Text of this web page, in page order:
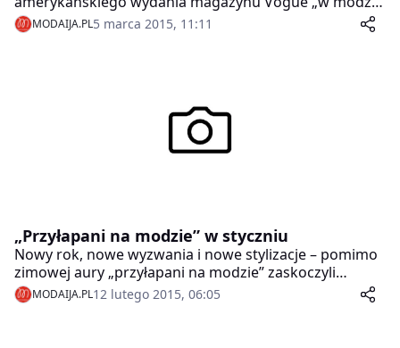
nie chodzi o spoglądanie wstecz, moda zawsze opiera
się na patrzeniu naprzód”. Stwierdzenie to udowodnili
MODAIJA.PL5 marca 2015, 11:11
„Przyłapani na modzie” w styczniu
Nowy rok, nowe wyzwania i nowe stylizacje – pomimo
zimowej aury „przyłapani na modzie” zaskoczyli
ciekawymi zestawami i oryginalnymi dodatkami.
MODAIJA.PL12 lutego 2015, 06:05